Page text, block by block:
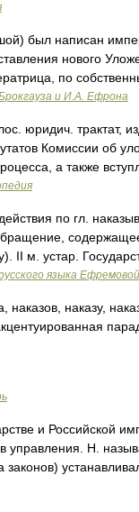
был написан
нового
по
и И.А. Ефрона
юридич. трактат,
Комиссии об
а также
по гл.
II м. устар.
языка Ефремовой
наказов, наказу,
и Российской
управления. Н.
законов)